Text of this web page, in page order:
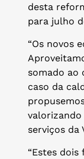
desta
para julho
“Os novos
somado ao
caso da
valorizando
serviços da
“Estes